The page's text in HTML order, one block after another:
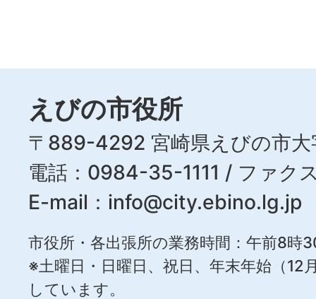
えびの市役所
〒889-4292 宮崎県えびの市大
電話：0984-35-1111 / ファ
E-mail： info@city.ebino.lg.jp
市役所・各出張所の業務時間：午前8時
※土曜日・日曜日、祝日、年末年始（12
しています。